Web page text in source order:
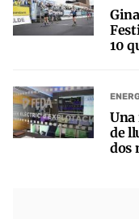
10
Una
de
dos